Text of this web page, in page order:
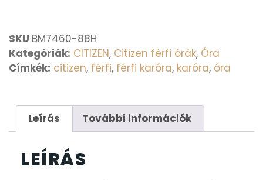
SKU BM7460-88H
Kategóriák: CITIZEN, Citizen férfi órák, Óra
Címkék: citizen, férfi, férfi karóra, karóra, óra
Leírás További információk
LEÍRÁS